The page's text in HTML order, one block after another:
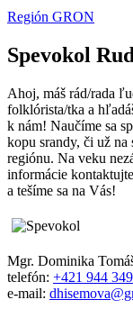
Región GRON
Spevokol
Ahoj, máš rád/rada
folklórista/tka a
k nám! Naučíme sa
kopu srandy, či už
regiónu. Na veku
informácie
a tešíme sa na Vás!
Mgr. Dominika
telefón: +421 944
e-mail: